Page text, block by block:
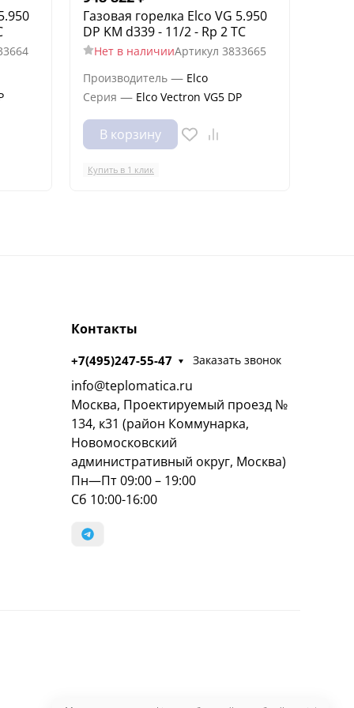
Газовая горелка Elco VG 5.950
DP KM d339 - 11/2 - Rp 2 TC
Нет в наличииАртикул 3833665
Производитель — Elco
Серия — Elco Vectron VG5 DP
В корзину
Купить в 1 клик
Контакты
+7(495)247-55-47 Заказать звонок
info@teplomatica.ru
Москва, Проектируемый проезд №
134, к31 (район Коммунарка,
Новомосковский
административный округ, Москва)
Пн—Пт 09:00 – 19:00
Сб 10:00-16:00